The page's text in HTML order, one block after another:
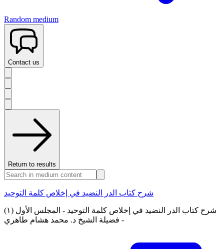
Random medium
Contact us
Return to results
شرح كتاب الدر النضيد في إخلاص كلمة التوحيد
(١) شرح كتاب الدر النضيد في إخلاص كلمة التوحيد - المجلس الأول
- فضيلة الشيخ د. محمد هشام طاهري